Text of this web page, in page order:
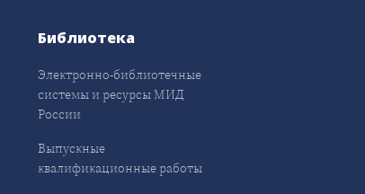
Библиотека
Электронно-библиотечные
системы и ресурсы МИД
России
Выпускные
квалификационные работы